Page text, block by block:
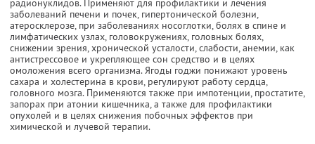
радионуклидов. Применяют для профилактики и лечения
заболеваний печени и почек, гипертонической болезни,
атеросклерозе, при заболеваниях носоглотки, болях в спине и
лимфатических узлах, головокружениях, головных болях,
снижении зрения, хронической усталости, слабости, анемии, как
антистрессовое и укрепляющее сон средство и в целях
омоложения всего организма. Ягоды годжи понижают уровень
сахара и холестерина в крови, регулируют работу сердца,
головного мозга. Применяются также при импотенции, простатите,
запорах при атонии кишечника, а также для профилактики
опухолей и в целях снижения побочных эффектов при
химической и лучевой терапии.